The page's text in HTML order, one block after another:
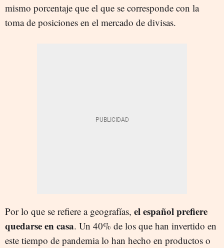
mismo porcentaje que el que se corresponde con la
toma de posiciones en el mercado de divisas.
Por lo que se refiere a geografías, el español prefiere
quedarse en casa. Un 40% de los que han invertido en
este tiempo de pandemia lo han hecho en productos o